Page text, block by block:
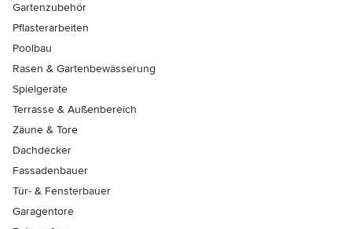
Gartenzubehör
Pflasterarbeiten
Poolbau
Rasen & Gartenbewässerung
Spielgeräte
Terrasse & Außenbereich
Zäune & Tore
Dachdecker
Fassadenbauer
Tür- & Fensterbauer
Garagentore